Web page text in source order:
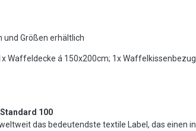
und Größen erhältlich
Waffeldecke á 150x200cm; 1x
100
das bedeutendste textile Label, das einen